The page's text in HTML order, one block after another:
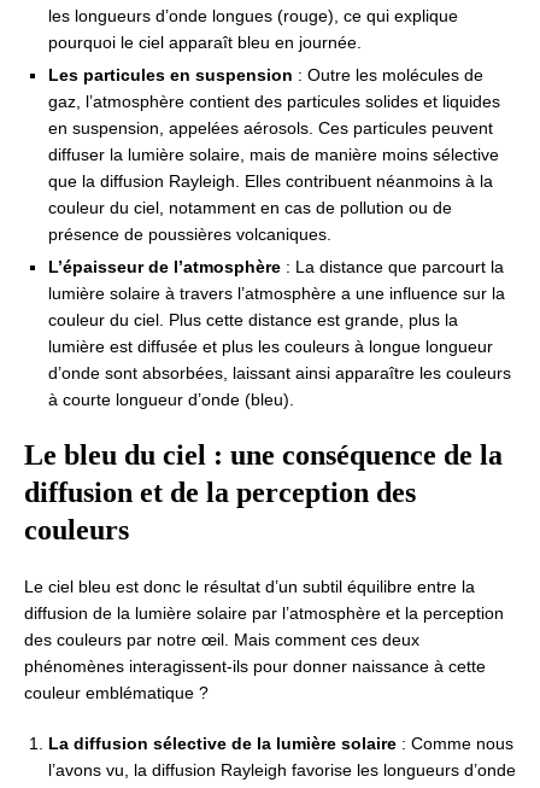
les longueurs d’onde longues (rouge), ce qui explique
pourquoi le ciel apparaît bleu en journée.
Les particules en suspension : Outre les molécules de
gaz, l’atmosphère contient des particules solides et liquides
en suspension, appelées aérosols. Ces particules peuvent
diffuser la lumière solaire, mais de manière moins sélective
que la diffusion Rayleigh. Elles contribuent néanmoins à la
couleur du ciel, notamment en cas de pollution ou de
présence de poussières volcaniques.
L’épaisseur de l’atmosphère : La distance que parcourt la
lumière solaire à travers l’atmosphère a une influence sur la
couleur du ciel. Plus cette distance est grande, plus la
lumière est diffusée et plus les couleurs à longue longueur
d’onde sont absorbées, laissant ainsi apparaître les couleurs
à courte longueur d’onde (bleu).
Le bleu du ciel : une conséquence de la
diffusion et de la perception des
couleurs
Le ciel bleu est donc le résultat d’un subtil équilibre entre la
diffusion de la lumière solaire par l’atmosphère et la perception
des couleurs par notre œil. Mais comment ces deux
phénomènes interagissent-ils pour donner naissance à cette
couleur emblématique ?
La diffusion sélective de la lumière solaire : Comme nous
l’avons vu, la diffusion Rayleigh favorise les longueurs d’onde